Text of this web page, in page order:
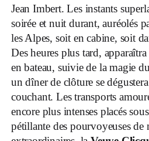
Jean Imbert. Les instants
soirée et nuit durant, auréolés
les Alpes, soit en cabine, soit
Des heures plus tard,
en bateau, suivie de la magie
un dîner de clôture se
couchant.Les transports
encore plus intenses placés
pétillante des pourvoyeuses de